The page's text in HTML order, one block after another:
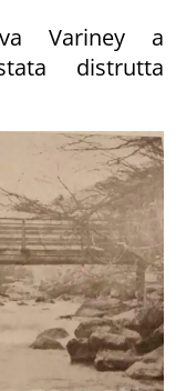
Variney a
distrutta